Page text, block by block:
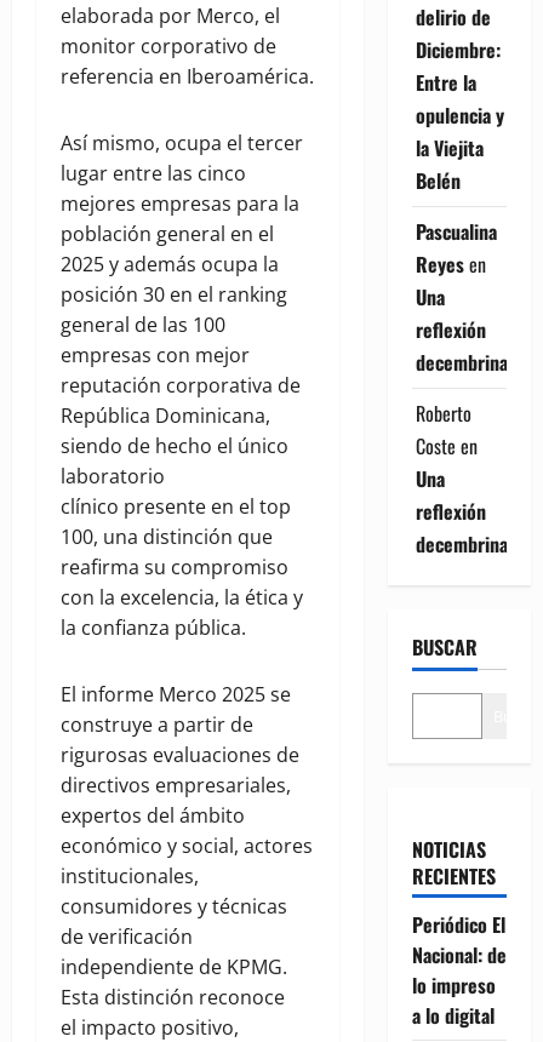
elaborada por Merco, el
monitor corporativo de
referencia en Iberoamérica.
Así mismo, ocupa el tercer
lugar entre las cinco
mejores empresas para la
población general en el
2025 y además ocupa la
posición 30 en el ranking
general de las 100
empresas con mejor
reputación corporativa de
República Dominicana,
siendo de hecho el único
laboratorio
clínico presente en el top
100, una distinción que
reafirma su compromiso
con la excelencia, la ética y
la confianza pública.
El informe Merco 2025 se
construye a partir de
rigurosas evaluaciones de
directivos empresariales,
expertos del ámbito
económico y social, actores
institucionales,
consumidores y técnicas
de verificación
independiente de KPMG.
Esta distinción reconoce
el impacto positivo,
delirio de
Diciembre:
Entre la
opulencia y
la Viejita
Belén
Pascualina
Reyesen
Una
reflexión
decembrina
Roberto
Coste en
Una
reflexión
decembrina
BUSCAR
NOTICIAS
RECIENTES
Periódico El
Nacional: de
lo impreso
a lo digital